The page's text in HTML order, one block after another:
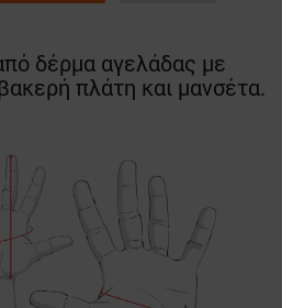
δέρμα αγελάδας με
πλάτη και μανσέτα.